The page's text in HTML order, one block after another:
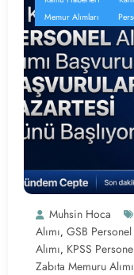
Memur Alımları
Muhsin Hoca
Alımı, GSB Personel
Alımı, KPSS
Zabıta Memuru Alımı